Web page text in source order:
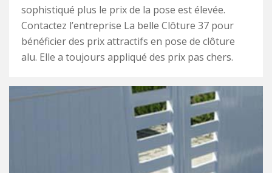
sophistiqué plus le prix de la pose est élevée.
Contactez l’entreprise La belle Clôture 37 pour
bénéficier des prix attractifs en pose de clôture
alu. Elle a toujours appliqué des prix pas chers.